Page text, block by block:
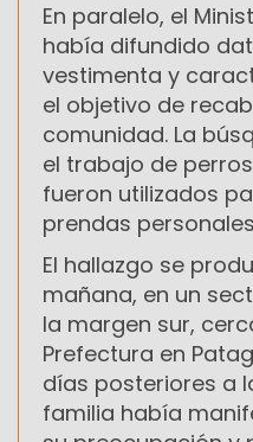
En paralelo, el
había difundido
vestimenta y
el objetivo de
comunidad. La
el trabajo de
fueron utilizados
prendas
El hallazgo se
mañana, en un
la margen sur,
Prefectura en
días posteriores a
familia había